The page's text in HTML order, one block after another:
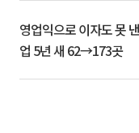
영업익으로 이자도 못
업 5년 새 62→173곳